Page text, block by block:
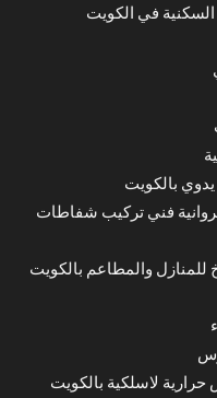
في الكويت
بالكويت
فني تركيب شفاطات
والمطاعم بالكويت
لاسلكية بالكويت